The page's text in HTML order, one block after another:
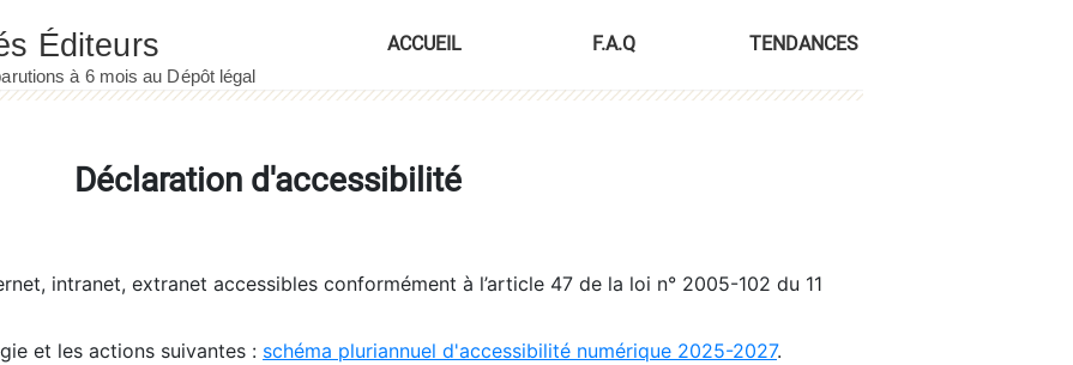
ACCUEIL F.A.Q TENDANCES
Déclaration d'accessibilité
intranet, extranet accessibles conformément à l’article 47 de la loi n° 2005-102 du 11
et les actions suivantes : schéma pluriannuel d'accessibilité numérique 2025-2027.